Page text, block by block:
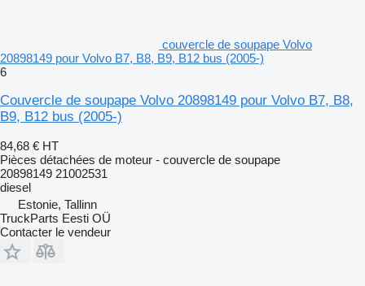
couvercle de soupape Volvo
20898149 pour Volvo B7, B8, B9, B12 bus (2005-)
6
Couvercle de soupape Volvo 20898149 pour Volvo B7, B8,
B9, B12 bus (2005-)
84,68 € HT
Pièces détachées de moteur - couvercle de soupape
20898149 21002531
diesel
Estonie, Tallinn
TruckParts Eesti OÜ
Contacter le vendeur